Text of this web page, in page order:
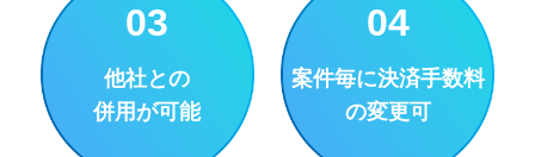
03
他社との
併用が可能
04
案件毎に決済手数料
の変更可